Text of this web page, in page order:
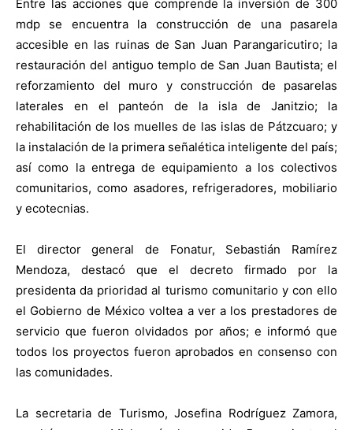
Entre las acciones que comprende la inversión de 300
mdp se encuentra la construcción de una pasarela
accesible en las ruinas de San Juan Parangaricutiro; la
restauración del antiguo templo de San Juan Bautista; el
reforzamiento del muro y construcción de pasarelas
laterales en el panteón de la isla de Janitzio; la
rehabilitación de los muelles de las islas de Pátzcuaro; y
la instalación de la primera señalética inteligente del país;
así como la entrega de equipamiento a los colectivos
comunitarios, como asadores, refrigeradores, mobiliario
y ecotecnias.
El director general de Fonatur, Sebastián Ramírez
Mendoza, destacó que el decreto firmado por la
presidenta da prioridad al turismo comunitario y con ello
el Gobierno de México voltea a ver a los prestadores de
servicio que fueron olvidados por años; e informó que
todos los proyectos fueron aprobados en consenso con
las comunidades.
La secretaria de Turismo, Josefina Rodríguez Zamora,